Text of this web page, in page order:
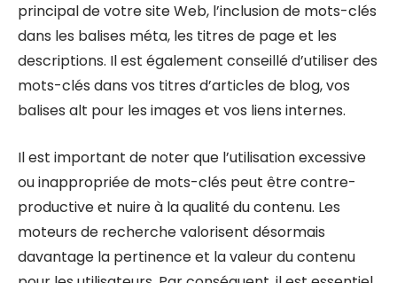
principal de votre site Web, l’inclusion de mots-clés
dans les balises méta, les titres de page et les
descriptions. Il est également conseillé d’utiliser des
mots-clés dans vos titres d’articles de blog, vos
balises alt pour les images et vos liens internes.
Il est important de noter que l’utilisation excessive
ou inappropriée de mots-clés peut être contre-
productive et nuire à la qualité du contenu. Les
moteurs de recherche valorisent désormais
davantage la pertinence et la valeur du contenu